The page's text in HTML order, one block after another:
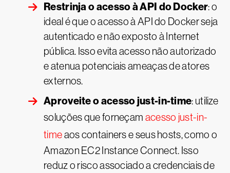
Restrinja o acesso à API do Docker: o
ideal é que o acesso à API do Docker seja
autenticado e não exposto à Internet
pública. Isso evita acesso não autorizado
e atenua potenciais ameaças de atores
externos.
Aproveite o acesso just-in-time: utilize
soluções que forneçam acesso just-in-
timeaos containers e seus hosts, como o
Amazon EC2 Instance Connect. Isso
reduz o risco associado a credenciais de